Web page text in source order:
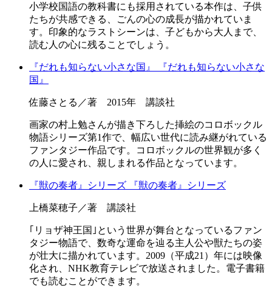
小学校国語の教科書にも採用されている本作は、子供
たちが共感できる、ごんの心の成長が描かれていま
す。印象的なラストシーンは、子どもから大人まで、
読む人の心に残ることでしょう。
『だれも知らない小さな国』
『だれも知らない小さな
国』
佐藤さとる／著 2015年 講談社
画家の村上勉さんが描き下ろした挿絵のコロボックル
物語シリーズ第1作で、幅広い世代に読み継がれている
ファンタジー作品です。コロボックルの世界観が多く
の人に愛され、親しまれる作品となっています。
『獣の奏者』シリーズ 『獣の奏者』シリーズ
上橋菜穂子／著 講談社
｢リョザ神王国｣という世界が舞台となっているファン
タジー物語で、数奇な運命を辿る主人公や獣たちの姿
が壮大に描かれています。2009（平成21）年には映像
化され、NHK教育テレビで放送されました。電子書籍
でも読むことができます。